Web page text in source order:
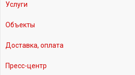
Услуги
Объекты
Доставка, оплата
Пресс-центр